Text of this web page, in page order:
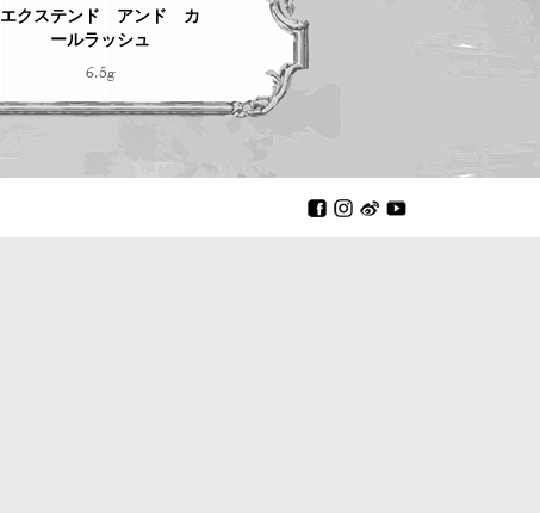
エクステンド アンド カ
ールラッシュ
6.5g
リバイタライジングフェイ
スクリーム